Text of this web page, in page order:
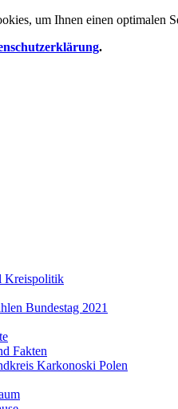
, um Ihnen einen optimalen
.
Kreispolitik
Bundestag 2021
Fakten
Karkonoski Polen